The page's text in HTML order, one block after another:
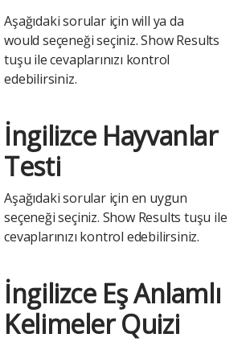
Aşağıdaki sorular için will ya da
would seçeneği seçiniz. Show Results
tuşu ile cevaplarınızı kontrol
edebilirsiniz.
İngilizce Hayvanlar
Testi
Aşağıdaki sorular için en uygun
seçeneği seçiniz. Show Results tuşu ile
cevaplarınızı kontrol edebilirsiniz.
İngilizce Eş Anlamlı
Kelimeler Quizi